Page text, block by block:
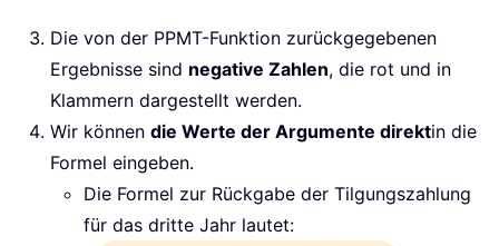
Die von der PPMT-Funktion zurückgegebenen
Ergebnisse sind negative Zahlen, die rot und in
Klammern dargestellt werden.
Wir können die Werte der Argumente direktin die
Formel eingeben.
Die Formel zur Rückgabe der Tilgungszahlung
für das dritte Jahr lautet: